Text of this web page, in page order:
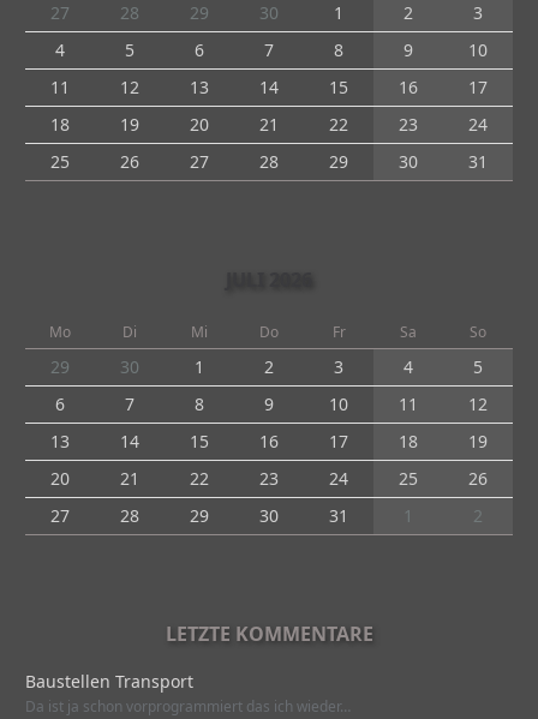
27 28 29 30 1 2
3
4
5 6 7 8 9
10
11
12 13 14 15 16
17
18
19 20 21 22 23
24
25
26 27 28 29 30 31
Mo Di Mi Do Fr Sa So
29 30 1 2 3 4
5
6
7 8 9 10 11
12
13
14 15 16 17 18
19
20
21 22 23 24 25
26
27
28 29 30 31 1 2
LETZTE KOMMENTARE
Baustellen Transport
Da ist ja schon vorprogrammiert das ich wieder…